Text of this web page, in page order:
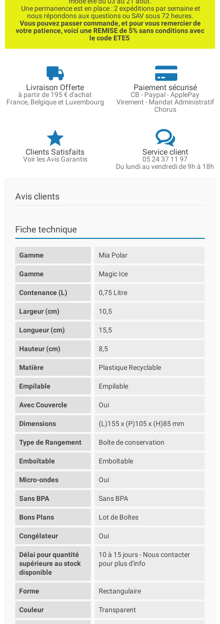
Une permanence est en place : 2 expéditions par semaine et
nous répondons aux questions ou SAV sous 72 heures.
Vous pouvez passer commande, et pour vous remercier de
votre patience, voici une REMISE de 5% sans conditions avec
le code ETE5
Livraison Offerte
à partir de 195 € d'achat
France, Belgique et Luxembourg
Paiement sécurisé
CB - Paypal - ApplePay
Virement - Mandat Administratif
Chorus
Clients Satisfaits
Voir les Avis Garantis
Service client
05 24 37 11 97
Du lundi au vendredi de 9h à 18h
Avis clients
Fiche technique
Gamme Mia Polar
Gamme Magic Ice
Contenance (L) 0,75 Litre
Largeur (cm) 10,5
Longueur (cm) 15,5
Hauteur (cm) 8,5
Matière Plastique Recyclable
Empilable Empilable
Avec Couvercle Oui
Dimensions (L)155 x (P)105 x (H)85 mm
Type de Rangement Boîte de conservation
Emboîtable Emboîtable
Micro-ondes Oui
Sans BPA Sans BPA
Bons Plans Lot de Boîtes
Congélateur Oui
Délai pour quantité
supérieure au stock
disponible
10 à 15 jours - Nous contacter
pour plus d'info
Forme Rectangulaire
Couleur Transparent